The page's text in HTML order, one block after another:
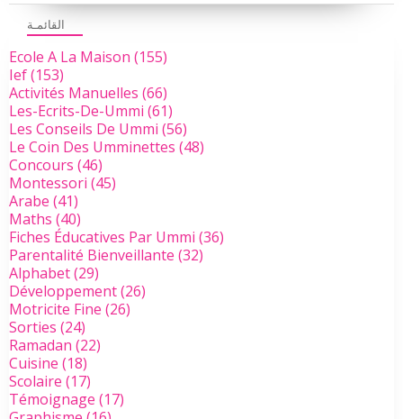
القائمـة
Ecole A La Maison (155)
Ief(153)
Activités Manuelles (66)
Les-Ecrits-De-Ummi (61)
Les Conseils De Ummi (56)
Le Coin Des Umminettes (48)
Concours (46)
Montessori (45)
Arabe (41)
Maths (40)
Fiches Éducatives Par Ummi (36)
Parentalité Bienveillante (32)
Alphabet(29)
Développement(26)
Motricite Fine (26)
Sorties (24)
Ramadan (22)
Cuisine (18)
Scolaire (17)
Témoignage (17)